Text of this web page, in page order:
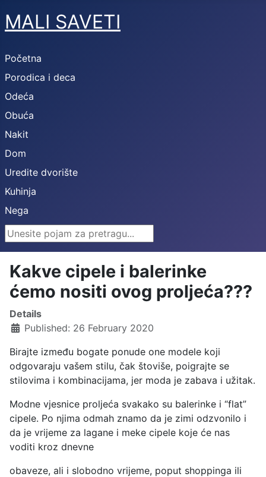
MALI SAVETI
Početna
Porodica i deca
Odeća
Obuća
Nakit
Dom
Uredite dvorište
Kuhinja
Nega
Search ...
Kakve cipele i balerinke
ćemo nositi ovog proljeća???
Details
Published: 26 February 2020
Birajte između bogate ponude one modele koji
odgovaraju vašem stilu, čak štoviše, poigrajte se
stilovima i kombinacijama, jer moda je zabava i užitak.
Modne vjesnice proljeća svakako su balerinke i “flat”
cipele. Po njima odmah znamo da je zimi odzvonilo i
da je vrijeme za lagane i meke cipele koje će nas
voditi kroz dnevne
obaveze, ali i slobodno vrijeme, poput shoppinga ili